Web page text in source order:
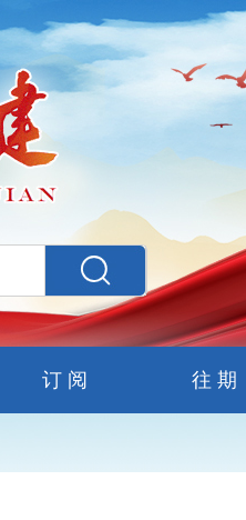
订 阅 往 期